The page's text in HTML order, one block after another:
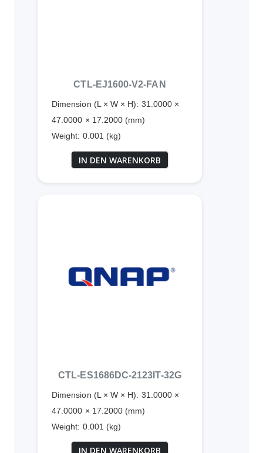
CTL-EJ1600-V2-FAN
Dimension (L × W × H): 31.0000 ×
47.0000 × 17.2000 (mm)
Weight: 0.001 (kg)
IN DEN WARENKORB
CTL-ES1686DC-2123IT-32G
Dimension (L × W × H): 31.0000 ×
47.0000 × 17.2000 (mm)
Weight: 0.001 (kg)
IN DEN WARENKORB